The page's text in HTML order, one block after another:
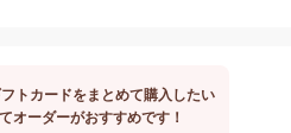
トカードをまとめて購入したい
オーダーがおすすめです！